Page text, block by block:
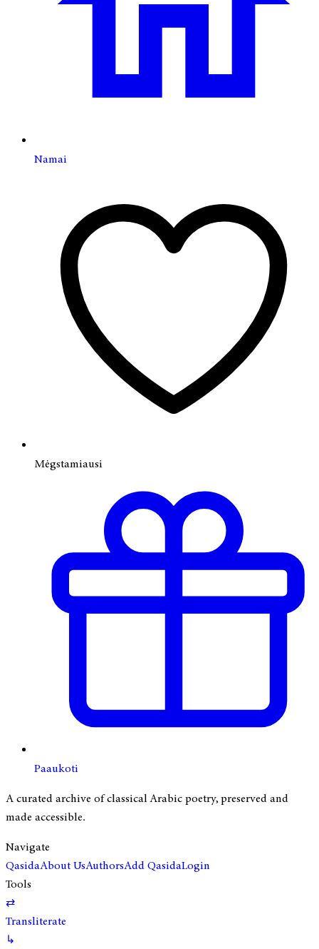
Namai
Mėgstamiausi
Paaukoti
A curated archive of classical Arabic poetry, preserved and
made accessible.
Navigate
QasidaAbout UsAuthorsAdd QasidaLogin
Tools
⇄
Transliterate
↳